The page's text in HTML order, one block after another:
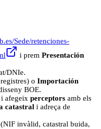
Sede/retenciones-
i prem Presentación
DNIe.
o Importación
BOE.
i afegeix perceptors amb els
catastral i adreça de
invàlid, catastral buida,